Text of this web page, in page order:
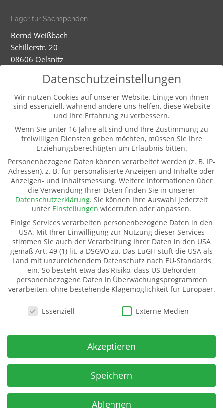
Lager für Sachspenden
Bernd Weißbach
Schillerstr. 20
08606 Oelsnitz
Dienstag - Mittwoch
9-12.00 und 13-16.00 Uhr (und nach Vereinbarung)
Weitere Informationen
Kontakt
Impressum
Datenschutz
Pate werden
Spenden
Mitglied werden
Kinderhilfe Westafrika e.V.
Kinderhilfe Westafrika e.V.
Dorfstraße 18 (Kahmer)
IBAN:
DE06 5009 2100 0001 7141 71
BIC: GENODE51BH2
Spar- u Kreditbank ev-freikirchl. Gemeinden
Datenschutzeinstellungen
Wir nutzen Cookies auf unserer Website. Einige von ihnen
sind essenziell, während andere uns helfen, diese Website
und Ihre Erfahrung zu verbessern.
Wenn Sie unter 16 Jahre alt sind und Ihre Zustimmung zu
freiwilligen Diensten geben möchten, müssen Sie Ihre
Erziehungsberechtigten um Erlaubnis bitten.
Personenbezogene Daten können verarbeitet werden (z. B. IP-
Adressen), z. B. für personalisierte Anzeigen und Inhalte oder
Anzeigen- und Inhaltsmessung. Weitere Informationen über
die Verwendung Ihrer Daten finden Sie in unserer
Datenschutzerklärung. Sie können Ihre Auswahl jederzeit
unter Einstellungen widerrufen oder anpassen.
Einige Services verarbeiten personenbezogene Daten in den
USA. Mit Ihrer Einwilligung zur Nutzung dieser Services
stimmen Sie auch der Verarbeitung Ihrer Daten in den USA
gemäß Art. 49 (1) lit. a DSGVO zu. Das EuGH stuft die USA als
Land mit unzureichendem Datenschutz nach EU-Standards
ein. So besteht etwa das Risiko, dass US-Behörden
personenbezogene Daten in Überwachungsprogrammen
verarbeiten, ohne bestehende Klagemöglichkeit für Europäer.
Datenschutzeinstellungen
Essenziell Externe Medien
Akzeptieren
Speichern
Ablehnen